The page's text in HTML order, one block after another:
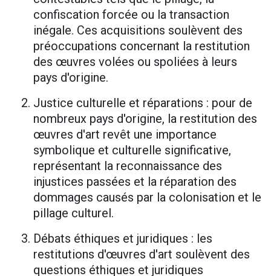
confiscation forcée ou la transaction
inégale. Ces acquisitions soulèvent des
préoccupations concernant la restitution
des œuvres volées ou spoliées à leurs
pays d'origine.
Justice culturelle et réparations : pour de
nombreux pays d'origine, la restitution des
œuvres d'art revêt une importance
symbolique et culturelle significative,
représentant la reconnaissance des
injustices passées et la réparation des
dommages causés par la colonisation et le
pillage culturel.
Débats éthiques et juridiques : les
restitutions d'œuvres d'art soulèvent des
questions éthiques et juridiques